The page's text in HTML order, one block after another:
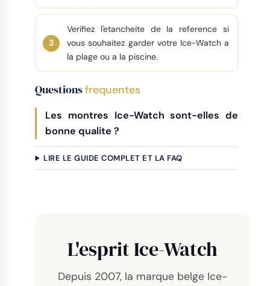
Verifiez l'etancheite de la reference si
vous souhaitez garder votre Ice-Watch a
la plage ou a la piscine.
Questionsfrequentes
Les montres Ice-Watch sont-elles de
bonne qualite ?
LIRE LE GUIDE COMPLET ET LA FAQ
L'esprit Ice-Watch
Depuis 2007, la marque belge Ice-